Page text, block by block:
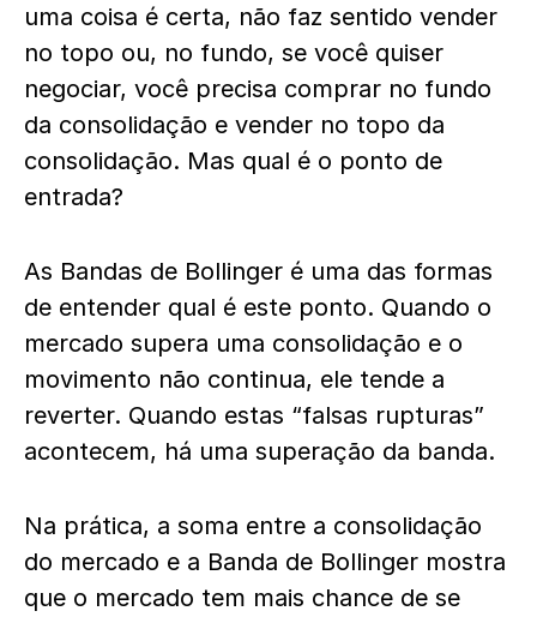
uma coisa é certa, não faz sentido vender
no topo ou, no fundo, se você quiser
negociar, você precisa comprar no fundo
da consolidação e vender no topo da
consolidação. Mas qual é o ponto de
entrada?
As Bandas de Bollinger é uma das formas
de entender qual é este ponto. Quando o
mercado supera uma consolidação e o
movimento não continua, ele tende a
reverter. Quando estas “falsas rupturas”
acontecem, há uma superação da banda.
Na prática, a soma entre a consolidação
do mercado e a Banda de Bollinger mostra
que o mercado tem mais chance de se